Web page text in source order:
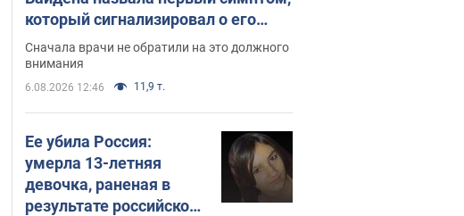
который сигнализировал о его
"агрессивном" раке
Сначала врачи не обратили на это должного
внимания
6.08.2026 12:46 11,9 т.
Ее убила Россия:
умерла 13-летняя
девочка, раненая в
результате российской